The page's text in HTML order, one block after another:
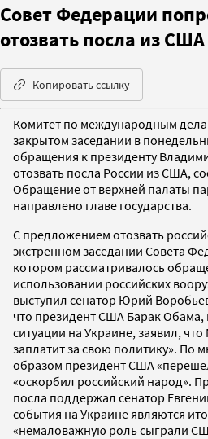
Совет Федерации
отозвать посла из США
Копировать ссылку
Комитет по международным
закрытом заседании в
обращения к президенту
отозвать посла России из США,
Обращение от верхней палаты
направлено главе государства.
С предложением отозвать
экстренном заседании Совета
котором рассматривалось
использовании российских
выступил сенатор Юрий
что президент США Барак Обама,
ситуации на Украине, заявил,
заплатит за свою политику». По
образом президент США
«оскорбил российский народ».
посла поддержал сенатор
события на Украине являются
«немаловажную роль сыграли